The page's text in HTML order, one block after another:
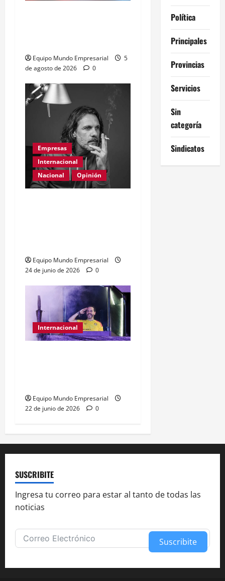
Equipo Mundo Empresarial
5
de agosto de 2026
0
Empresas
Internacional
Nacional
Opinión
Equipo Mundo Empresarial
24 de junio de 2026
0
Internacional
Equipo Mundo Empresarial
22 de junio de 2026
0
Política
Principales
Provincias
Servicios
Sin
categoría
Sindicatos
SUSCRIBITE
Ingresa tu correo para estar al tanto de todas las
noticias
Suscribite